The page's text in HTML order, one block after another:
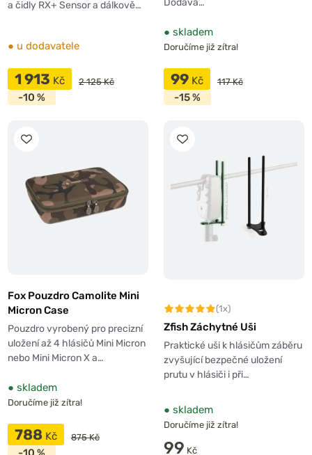
a čidly RX+ Sensor a dálkově…
● u dodavatele
1 913 Kč 2 125 Kč
-10 %
● skladem
Doručíme již zítra!
99 Kč 117 Kč
-15 %
Fox Pouzdro Camolite Mini
Micron Case
Pouzdro vyrobený pro precizní
uložení až 4 hlásičů Mini Micron
nebo Mini Micron X a…
● skladem
Doručíme již zítra!
788 Kč 875 Kč
(1x)
Zfish Záchytné Uši
Praktické uši k hlásičům záběru
zvyšující bezpečné uložení
prutu v hlásiči i při…
● skladem
Doručíme již zítra!
99 Kč